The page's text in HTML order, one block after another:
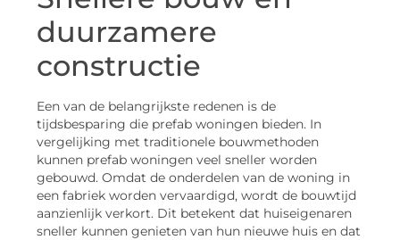
duurzamere
constructie
Een van de belangrijkste redenen is de
tijdsbesparing die prefab woningen bieden. In
vergelijking met traditionele bouwmethoden
kunnen prefab woningen veel sneller worden
gebouwd. Omdat de onderdelen van de woning in
een fabriek worden vervaardigd, wordt de bouwtijd
aanzienlijk verkort. Dit betekent dat huiseigenaren
sneller kunnen genieten van hun nieuwe huis en dat